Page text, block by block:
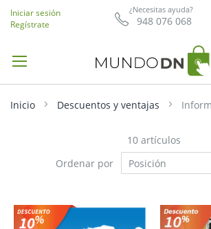
¿Necesitas ayuda?
948 076 068
Iniciar sesión
Regístrate
Inicio Descuentos y ventajas
10 artículos
Ordenar por